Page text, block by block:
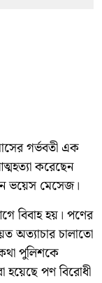
গর্ভবতী এক
করেছেন‌
ভয়েস মেসেজ।
বিবাহ হয়। পণের
অত‍্যাচার চালাতো
পুলিশকে
হয়েছে পণ বিরোধী